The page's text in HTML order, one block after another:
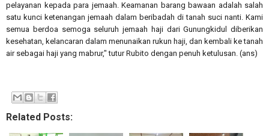
pelayanan kepada para jemaah. Keamanan barang bawaan adalah salah
satu kunci ketenangan jemaah dalam beribadah di tanah suci nanti. Kami
semua berdoa semoga seluruh jemaah haji dari Gunungkidul diberikan
kesehatan, kelancaran dalam menunaikan rukun haji, dan kembali ke tanah
air sebagai haji yang mabrur," tutur Rubito dengan penuh ketulusan. (ans)
Related Posts: